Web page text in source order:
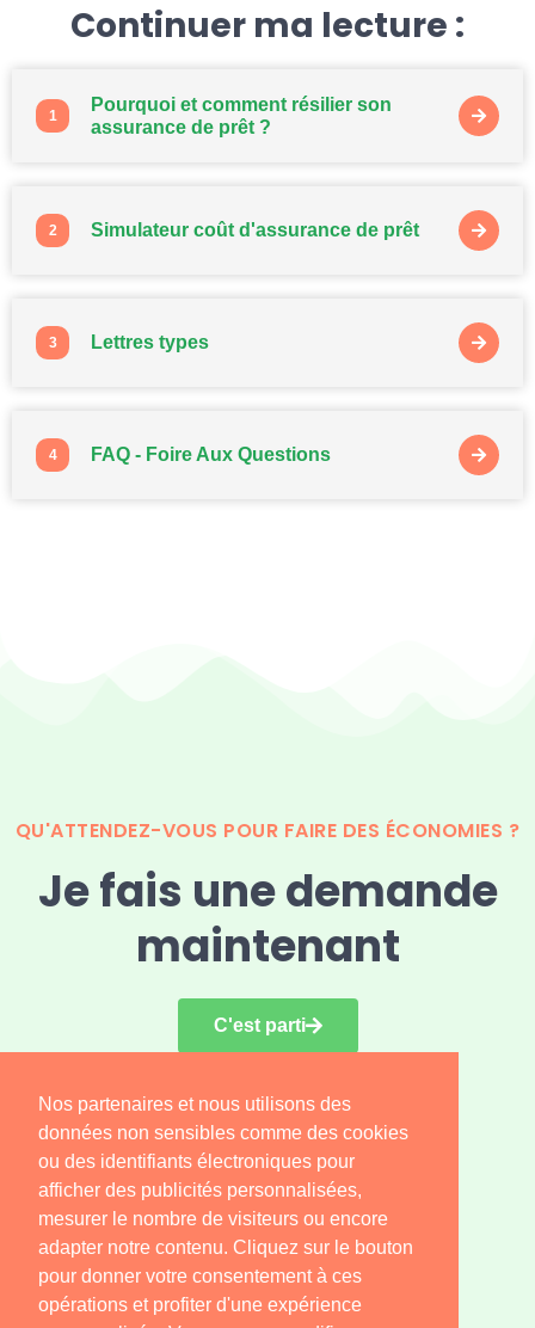
Nos partenaires et nous utilisons des
données non sensibles comme des cookies
ou des identifiants électroniques pour
afficher des publicités personnalisées,
mesurer le nombre de visiteurs ou encore
adapter notre contenu. Cliquez sur le bouton
pour donner votre consentement à ces
opérations et profiter d'une expérience
Continuer ma lecture :
1
Pourquoi et comment résilier son
assurance de prêt ?
2 Simulateur coût d'assurance de prêt
3 Lettres types
4 FAQ - Foire Aux Questions
QU'ATTENDEZ-VOUS POUR FAIRE DES ÉCONOMIES ?
Je fais une demande
maintenant
C'est parti
Retrouvez nous sur
consulter le plan de site